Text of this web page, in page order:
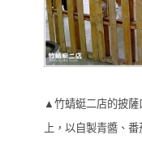
▲竹蜻蜓二店的披薩
上，以自製青醬、